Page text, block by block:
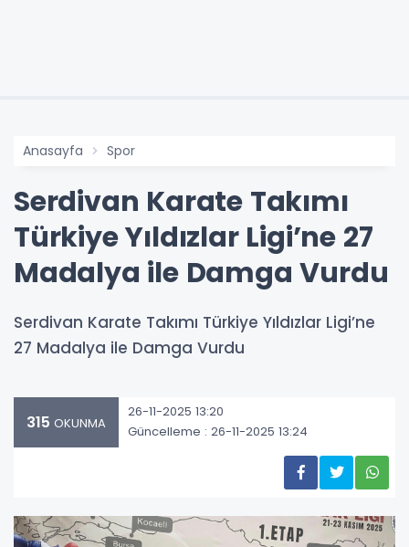
Anasayfa Spor
Serdivan Karate Takımı
Türkiye Yıldızlar Ligi’ne 27
Madalya ile Damga Vurdu
Serdivan Karate Takımı Türkiye Yıldızlar Ligi’ne
27 Madalya ile Damga Vurdu
315 OKUNMA
26-11-2025 13:20
Güncelleme : 26-11-2025 13:24